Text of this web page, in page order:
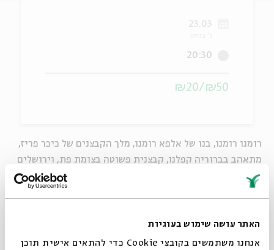
האתר עושה שימוש בעוגיות
אנחנו משתמשים בקובצי Cookie כדי להתאים אישית תוכן
רומנו רומנו, בנו של אלפא רומנו, מלך הקבצנים של כיכר פריז,
מתאהב בברוריה קפלנו, קבצנית פשוטה בצומת פת, וירושלים
של מטה כמרקחה.
קבצני העיר כולם מסתבכים בסבך של שקרים, מזימות, אהבות
שני | ג בניסן | 23.3 | 20:30
בהשתתפות:אורית גל, אביתר ליכטנשטט, ערן קראוס, גדי
23.03
20:30
₪50/₪20